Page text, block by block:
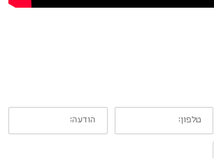
טלפון: הודעה: